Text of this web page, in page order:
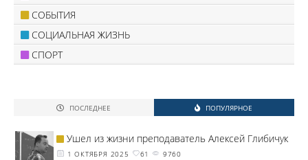
СОБЫТИЯ
СОЦИАЛЬНАЯ ЖИЗНЬ
СПОРТ
ПОСЛЕДНЕЕ ПОПУЛЯРНОЕ
Ушел из жизни преподаватель Алексей Глибичук
1 ОКТЯБРЯ 2025 61 9760